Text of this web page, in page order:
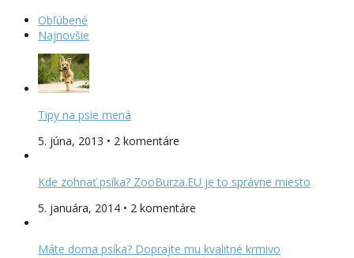
Obľúbené
Najnovšie
Tipy na psie mená
5. júna, 2013 • 2 komentáre
Kde zohnať psíka? ZooBurza.EU je to správne miesto
5. januára, 2014 • 2 komentáre
Máte doma psíka? Doprajte mu kvalitné krmivo